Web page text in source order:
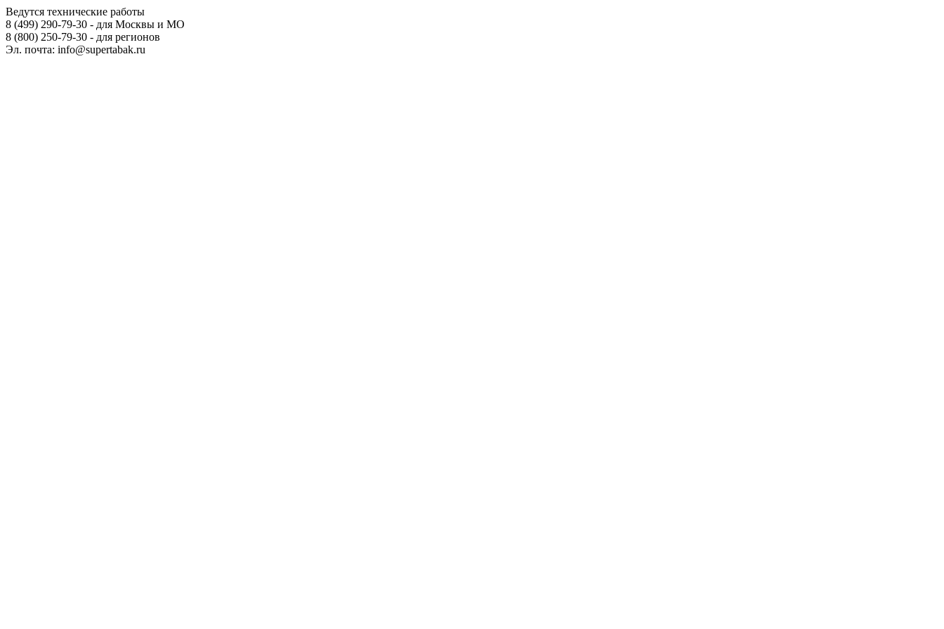
Ведутся технические работы
8 (499) 290-79-30 - для Москвы и МО
8 (800) 250-79-30 - для регионов
Эл. почта: info@supertabak.ru